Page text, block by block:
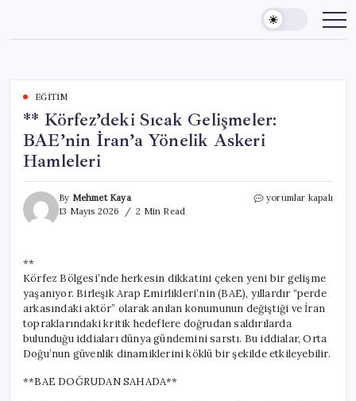
content
EĞITIM
** Körfez’deki Sıcak Gelişmeler:
BAE’nin İran’a Yönelik Askeri
Hamleleri
By Mehmet Kaya
13 Mayıs 2026
2 Min Read
**
Yönelik
Askeri
Hamleleri
için
yorumlar kapalı
**
Körfez Bölgesi’nde herkesin dikkatini çeken yeni bir gelişme
yaşanıyor. Birleşik Arap Emirlikleri’nin (BAE), yıllardır “perde
arkasındaki aktör” olarak anılan konumunun değiştiği ve İran
topraklarındaki kritik hedeflere doğrudan saldırılarda
bulunduğu iddiaları dünya gündemini sarstı. Bu iddialar, Orta
Doğu’nun güvenlik dinamiklerini köklü bir şekilde etkileyebilir.
**BAE DOĞRUDAN SAHADA**